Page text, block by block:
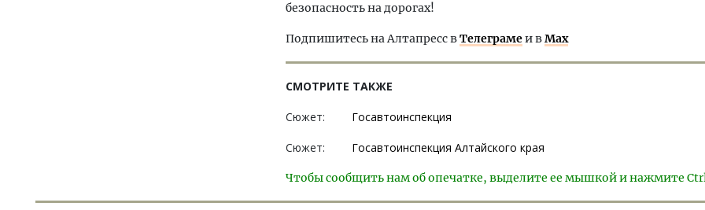
безопасность на дорогах!
Подпишитесь на Алтапресс вТелеграмеи вMax
СМОТРИТЕ ТАКЖЕ
Сюжет: Госавтоинспекция
Сюжет: Госавтоинспекция Алтайского края
Чтобы сообщить нам об опечатке, выделите ее мышкой и нажмите